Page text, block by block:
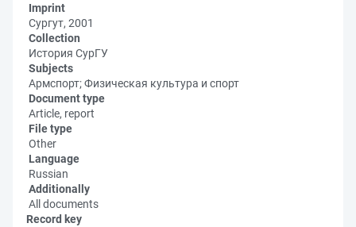
Imprint
Сургут, 2001
Collection
История СурГУ
Subjects
Армспорт; Физическая культура и спорт
Document type
Article, report
File type
Other
Language
Russian
Additionally
All documents
Record key